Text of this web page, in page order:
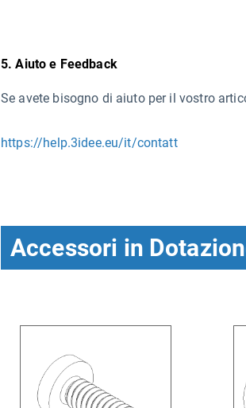
5. Aiuto e Feedback
Se avete bisogno di aiuto per il vostro
https://help.3idee.eu/it/contatt
Accessori in